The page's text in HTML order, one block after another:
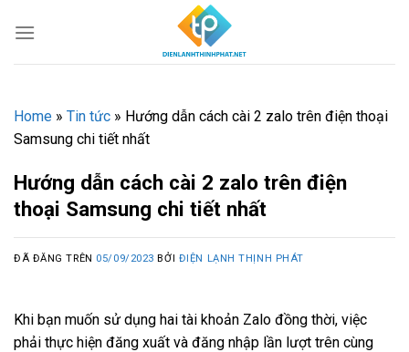
đến
Home » Tin tức » Hướng dẫn cách cài 2 zalo trên điện thoại
Samsung chi tiết nhất
Hướng dẫn cách cài 2 zalo trên điện
thoại Samsung chi tiết nhất
ĐÃ ĐĂNG TRÊN 05/09/2023 BỞI ĐIỆN LẠNH THỊNH PHÁT
Khi bạn muốn sử dụng hai tài khoản Zalo đồng thời, việc
phải thực hiện đăng xuất và đăng nhập lần lượt trên cùng